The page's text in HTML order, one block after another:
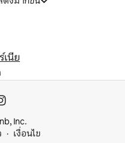
นีย
Inc.
เงื่อนไข